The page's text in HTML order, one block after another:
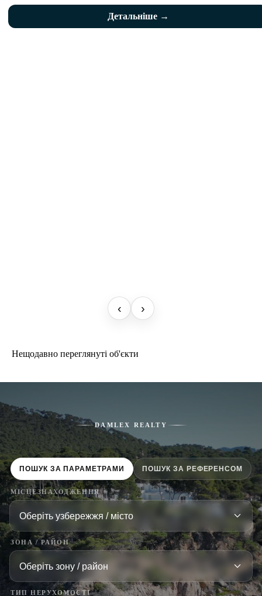
Детальніше →
‹ ›
Нещодавно переглянуті об'єкти
DAMLEX REALTY
ПОШУК ЗА ПАРАМЕТРАМИ ПОШУК ЗА РЕФЕРЕНСОМ
МІСЦЕЗНАХОДЖЕННЯ
ЗОНА / РАЙОН
ТИП НЕРУХОМОСТІ